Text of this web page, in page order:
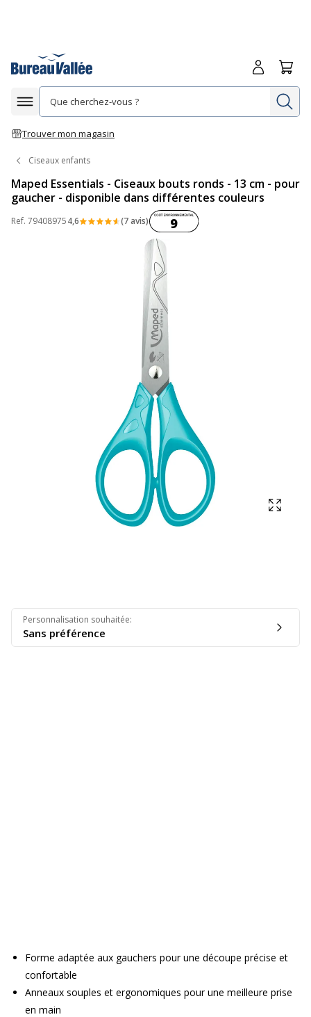
Afficher la navigation
Trouver mon magasin
Me
Ciseaux enfants
Maped Essentials - Ciseaux bouts ronds - 13 cm - pour
gaucher - disponible dans différentes couleurs
Ref. 794089754,6 (7 avis)Coût environnemental :
9
Personnalisation souhaitée:
Sans préférence
Forme adaptée aux gauchers pour une découpe précise et
confortable
Anneaux souples et ergonomiques pour une meilleure prise
en main